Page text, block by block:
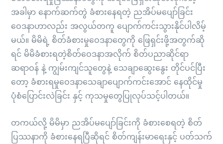
အခါမှာ နောက်ဆက်တွဲ ခံစားနေရတဲ့ ညအိပ်မပျော်ခြင်း
ဝေဒနာဟာလည်း အလွယ်တကူ ပျောက်ကင်းသွားနိုင်ပါလိမ့်
မယ်။ မိမိရဲ့ စိတ်ခံစားမှုဝေဒနာတွေကို ဖြေရှင်းဖို့အတွက်ဆို
ရင် မိမိခံစားရတဲ့စိတ်ဝေဒနာအလိုက် စိတ်ပညာဆိုင်ရာ
ဆရာဝန် နဲ့ ကျွမ်းကျင်သူတွေနဲ့ သေချာဆွေးနွေး တိုင်ပင်ပြီး
တော့ ခံစားရမှုဝေဒနာသေချာပျောက်ကင်းအောင် နေထိုင်မှု
ပုံစံပြောင်းလဲခြင်း နှင့် ကုသမှုတွေပြုလုပ်သင့်ပါတယ်။
တကယ်လို့ မိမိမှာ ညအိပ်မပျော်ခြင်းကို ခံစားစေရတဲ့ စိတ်
ပြဿနာကို ခံစားနေရပြီဆိုရင် စိတ်ကျန်းမာရေးနှင့် ပတ်သက်